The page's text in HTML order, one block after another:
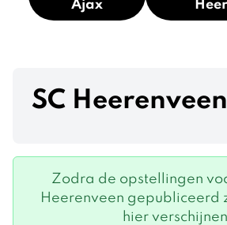
Ajax
SC Heerenveen
Zodra de opstellingen
Heerenveen gepubliceerd
hier